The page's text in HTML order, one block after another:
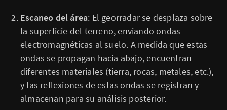
Escaneo del área: El georradar se desplaza sobre
la superficie del terreno, enviando ondas
electromagnéticas al suelo. A medida que estas
ondas se propagan hacia abajo, encuentran
diferentes materiales (tierra, rocas, metales, etc.),
y las reflexiones de estas ondas se registran y
almacenan para su análisis posterior.